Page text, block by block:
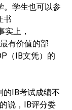
。学生也可以参
书
实上，
有价值的部
（IB文凭）的
的IB考试成绩不
说，IB评分委